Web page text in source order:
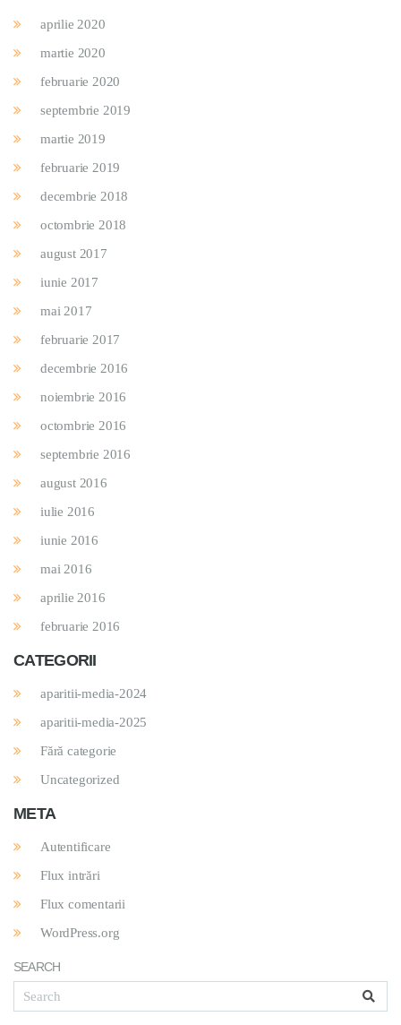
aprilie 2020
martie 2020
februarie 2020
septembrie 2019
martie 2019
februarie 2019
decembrie 2018
octombrie 2018
august 2017
iunie 2017
mai 2017
februarie 2017
decembrie 2016
noiembrie 2016
octombrie 2016
septembrie 2016
august 2016
iulie 2016
iunie 2016
mai 2016
aprilie 2016
februarie 2016
CATEGORII
aparitii-media-2024
aparitii-media-2025
Fără categorie
Uncategorized
META
Autentificare
Flux intrări
Flux comentarii
WordPress.org
SEARCH